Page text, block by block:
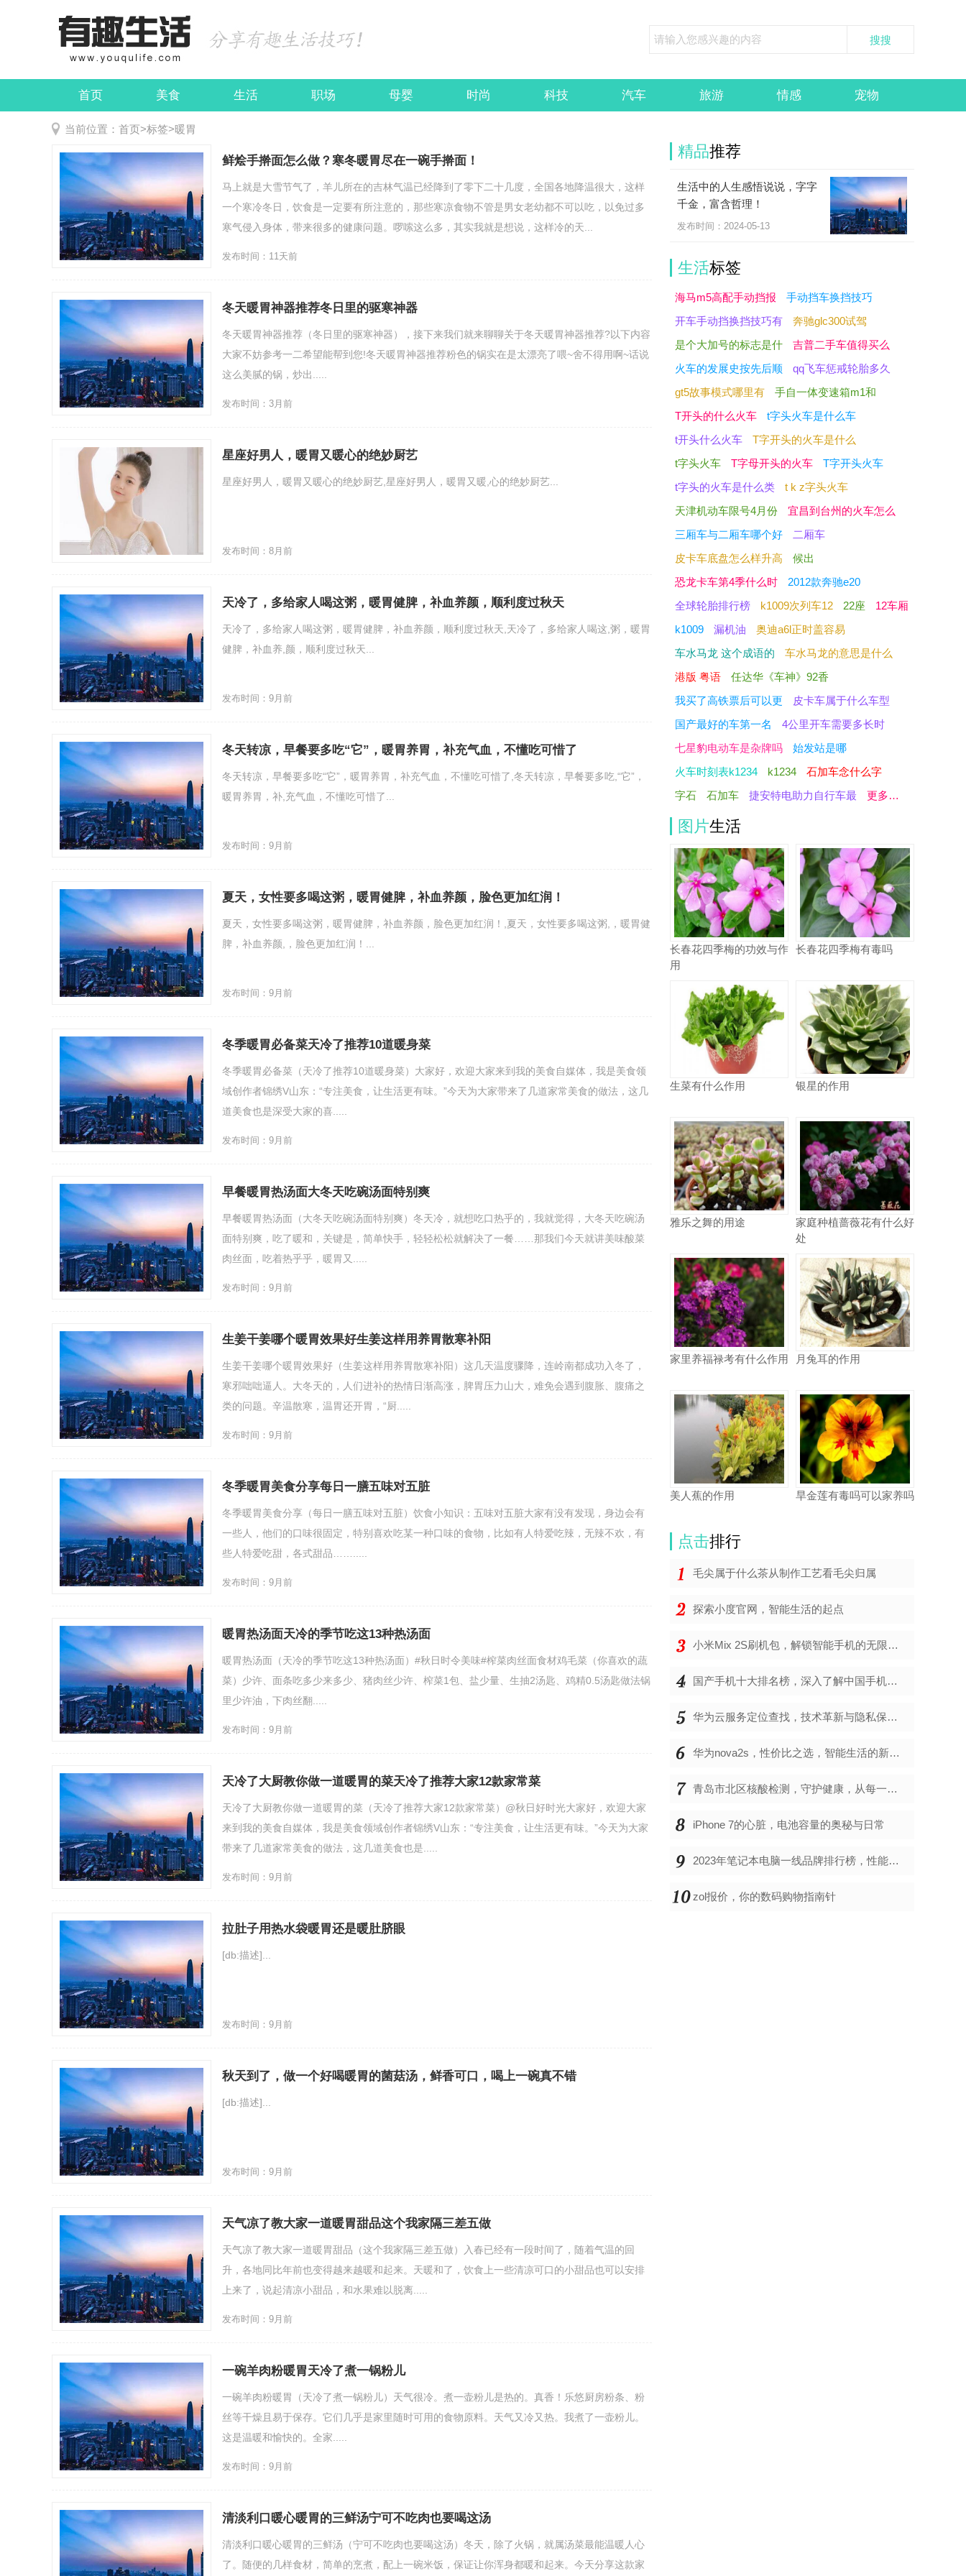
首页 美食 生活 职场 母婴 时尚 科技 汽车 旅游 情感 宠物
娱乐 民俗
当前位置： 首页>标签>暖胃
鲜烩手擀面怎么做？寒冬暖胃尽在一碗手擀面！
马上就是大雪节气了，羊儿所在的吉林气温已经降到了零下二十几度，全国各地降温很大，这样
一个寒冷冬日，饮食是一定要有所注意的，那些寒凉食物不管是男女老幼都不可以吃，以免过多
寒气侵入身体，带来很多的健康问题。啰嗦这么多，其实我就是想说，这样冷的天...
发布时间：11天前
冬天暖胃神器推荐冬日里的驱寒神器
冬天暖胃神器推荐（冬日里的驱寒神器），接下来我们就来聊聊关于冬天暖胃神器推荐?以下内容
大家不妨参考一二希望能帮到您!冬天暖胃神器推荐粉色的锅实在是太漂亮了喂~舍不得用啊~话说
这么美腻的锅，炒出.....
发布时间：3月前
星座好男人，暖胃又暖心的绝妙厨艺
星座好男人，暖胃又暖心的绝妙厨艺,星座好男人，暖胃又暖,心的绝妙厨艺...
发布时间：8月前
天冷了，多给家人喝这粥，暖胃健脾，补血养颜，顺利度过秋天
天冷了，多给家人喝这粥，暖胃健脾，补血养颜，顺利度过秋天,天冷了，多给家人喝这,粥，暖胃
健脾，补血养,颜，顺利度过秋天...
发布时间：9月前
冬天转凉，早餐要多吃“它”，暖胃养胃，补充气血，不懂吃可惜了
冬天转凉，早餐要多吃“它”，暖胃养胃，补充气血，不懂吃可惜了,冬天转凉，早餐要多吃,“它”，
暖胃养胃，补,充气血，不懂吃可惜了...
发布时间：9月前
夏天，女性要多喝这粥，暖胃健脾，补血养颜，脸色更加红润！
夏天，女性要多喝这粥，暖胃健脾，补血养颜，脸色更加红润！,夏天，女性要多喝这粥,，暖胃健
脾，补血养颜,，脸色更加红润！...
发布时间：9月前
冬季暖胃必备菜天冷了推荐10道暖身菜
冬季暖胃必备菜（天冷了推荐10道暖身菜）大家好，欢迎大家来到我的美食自媒体，我是美食领
域创作者锦绣V山东：“专注美食，让生活更有味。”今天为大家带来了几道家常美食的做法，这几
道美食也是深受大家的喜.....
发布时间：9月前
早餐暖胃热汤面大冬天吃碗汤面特别爽
早餐暖胃热汤面（大冬天吃碗汤面特别爽）冬天冷，就想吃口热乎的，我就觉得，大冬天吃碗汤
面特别爽，吃了暖和，关键是，简单快手，轻轻松松就解决了一餐……那我们今天就讲美味酸菜
肉丝面，吃着热乎乎，暖胃又.....
发布时间：9月前
生姜干姜哪个暖胃效果好生姜这样用养胃散寒补阳
生姜干姜哪个暖胃效果好（生姜这样用养胃散寒补阳）这几天温度骤降，连岭南都成功入冬了，
寒邪咄咄逼人。大冬天的，人们进补的热情日渐高涨，脾胃压力山大，难免会遇到腹胀、腹痛之
类的问题。辛温散寒，温胃还开胃，“厨.....
发布时间：9月前
冬季暖胃美食分享每日一膳五味对五脏
冬季暖胃美食分享（每日一膳五味对五脏）饮食小知识：五味对五脏大家有没有发现，身边会有
一些人，他们的口味很固定，特别喜欢吃某一种口味的食物，比如有人特爱吃辣，无辣不欢，有
些人特爱吃甜，各式甜品…….....
发布时间：9月前
暖胃热汤面天冷的季节吃这13种热汤面
暖胃热汤面（天冷的季节吃这13种热汤面）#秋日时令美味#榨菜肉丝面食材鸡毛菜（你喜欢的蔬
菜）少许、面条吃多少来多少、猪肉丝少许、榨菜1包、盐少量、生抽2汤匙、鸡精0.5汤匙做法锅
里少许油，下肉丝翻.....
发布时间：9月前
天冷了大厨教你做一道暖胃的菜天冷了推荐大家12款家常菜
天冷了大厨教你做一道暖胃的菜（天冷了推荐大家12款家常菜）@秋日好时光大家好，欢迎大家
来到我的美食自媒体，我是美食领域创作者锦绣V山东：“专注美食，让生活更有味。”今天为大家
带来了几道家常美食的做法，这几道美食也是.....
发布时间：9月前
拉肚子用热水袋暖胃还是暖肚脐眼
[db:描述]...
发布时间：9月前
秋天到了，做一个好喝暖胃的菌菇汤，鲜香可口，喝上一碗真不错
[db:描述]...
发布时间：9月前
天气凉了教大家一道暖胃甜品这个我家隔三差五做
天气凉了教大家一道暖胃甜品（这个我家隔三差五做）入春已经有一段时间了，随着气温的回
升，各地同比年前也变得越来越暖和起来。天暖和了，饮食上一些清凉可口的小甜品也可以安排
上来了，说起清凉小甜品，和水果难以脱离.....
发布时间：9月前
一碗羊肉粉暖胃天冷了煮一锅粉儿
一碗羊肉粉暖胃（天冷了煮一锅粉儿）天气很冷。煮一壶粉儿是热的。真香！乐悠厨房粉条、粉
丝等干燥且易于保存。它们几乎是家里随时可用的食物原料。天气又冷又热。我煮了一壶粉儿。
这是温暖和愉快的。全家.....
发布时间：9月前
清淡利口暖心暖胃的三鲜汤宁可不吃肉也要喝这汤
清淡利口暖心暖胃的三鲜汤（宁可不吃肉也要喝这汤）冬天，除了火锅，就属汤菜最能温暖人心
了。随便的几样食材，简单的烹煮，配上一碗米饭，保证让你浑身都暖和起来。今天分享这款家
精品推荐
生活中的人生感悟说说，字字
千金，富含哲理！
发布时间：2024-05-13
生活标签
海马m5高配手动挡报
手动挡车换挡技巧
开车手动挡换挡技巧有
奔驰glc300试驾
是个大加号的标志是什
吉普二手车值得买么
火车的发展史按先后顺
qq飞车惩戒轮胎多久
gt5故事模式哪里有
手自一体变速箱m1和
T开头的什么火车
t字头火车是什么车
t开头什么火车
T字开头的火车是什么
t字头火车
T字母开头的火车
T字开头火车
t字头的火车是什么类
t k z字头火车
天津机动车限号4月份
宜昌到台州的火车怎么
三厢车与二厢车哪个好
二厢车
皮卡车底盘怎么样升高
候出
恐龙卡车第4季什么时
2012款奔驰e20
全球轮胎排行榜
k1009次列车12 22座
12车厢
k1009
漏机油
奥迪a6l正时盖容易
车水马龙 这个成语的
车水马龙的意思是什么
港版 粤语
任达华《车神》92香
我买了高铁票后可以更
皮卡车属于什么车型
国产最好的车第一名
4公里开车需要多长时
七星豹电动车是杂牌吗
始发站是哪
火车时刻表k1234
k1234
石加车念什么字
字石
石加车 捷安特电助力自行车最 更多…
图片生活
长春花四季梅的功效与作
用
长春花四季梅有毒吗
生菜有什么作用 银星的作用
雅乐之舞的用途
家庭种植蔷薇花有什么好
处
家里养福禄考有什么作用 月兔耳的作用
美人蕉的作用 旱金莲有毒吗可以家养吗
点击排行
毛尖属于什么茶从制作工艺看毛尖归属
探索小度官网，智能生活的起点
小米Mix 2S刷机包，解锁智能手机的无限可能
国产手机十大排名榜，深入了解中国手机市场的佼佼者
华为云服务定位查找，技术革新与隐私保护的双重奏
华为nova2s，性价比之选，智能生活的新伙伴
青岛市北区核酸检测，守护健康，从每一次检测开始
iPhone 7的心脏，电池容量的奥秘与日常
2023年笔记本电脑一线品牌排行榜，性能、创新与用户满意度的综合考量
zol报价，你的数码购物指南针